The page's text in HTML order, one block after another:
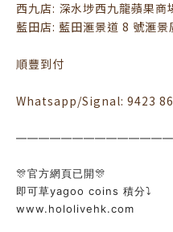
西九店: 深水埗西九龍蘋果
藍田店: 藍田滙景道 8 號滙
順豐到付
Whatsapp/Signal: 9423
🎊官方網頁已開🎊
即可草yagoo coins 積分⤵️
www.hololivehk.com